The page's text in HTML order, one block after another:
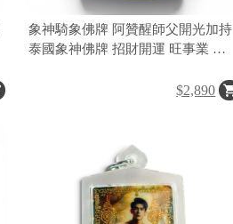
象神騎象佛牌 阿贊醒師父開光加持
泰國象神佛牌 招財開運 旺事業 招
$2,890